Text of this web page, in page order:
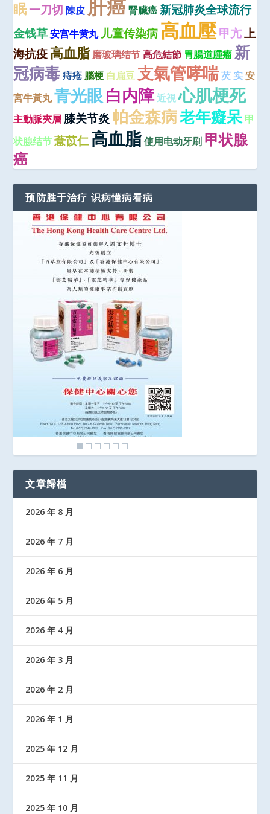
眠一刀切 陳皮 肝癌 腎臟癌 新冠肺炎全球流行
金钱草 安宫牛黄丸 儿童传染病高血壓甲亢上
海抗疫高血脂 磨玻璃结节 高危結節 胃腸道腫瘤 新
冠病毒 痔疮 腦梗 白扁豆 支氣管哮喘芡 实 安
宮牛黃丸青光眼白内障近視 心肌梗死
主動脈夾層 膝关节炎 帕金森病老年癡呆 甲
状腺结节 薏苡仁高血脂 使用电动牙刷 甲状腺
癌
预防胜于治疗 识病懂病看病
文章歸檔
2026 年 8 月
2026 年 7 月
2026 年 6 月
2026 年 5 月
2026 年 4 月
2026 年 3 月
2026 年 2 月
2026 年 1 月
2025 年 12 月
2025 年 11 月
2025 年 10 月